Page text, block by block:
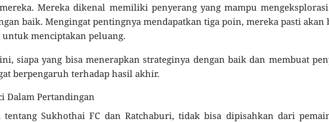
Mereka dikenal memiliki penyerang yang mampu
baik. Mengingat pentingnya mendapatkan tiga poin, mereka pasti akan
menciptakan peluang.
siapa yang bisa menerapkan strateginya dengan baik dan membuat
berpengaruh terhadap hasil akhir.
Dalam Pertandingan
Sukhothai FC dan Ratchaburi, tidak bisa dipisahkan dari